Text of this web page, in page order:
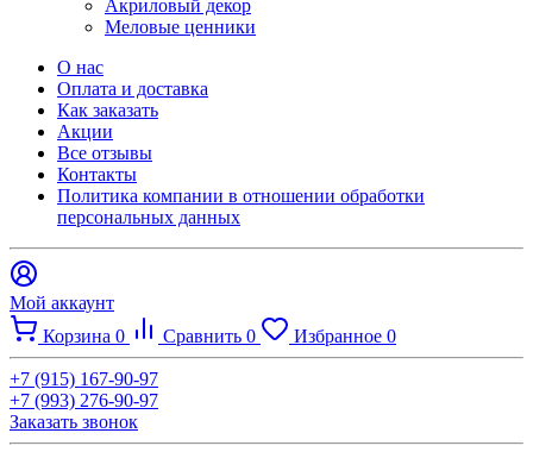
Акриловый декор
Меловые ценники
О нас
Оплата и доставка
Как заказать
Акции
Все отзывы
Контакты​
Политика компании в отношении обработки
персональных данных
Мой аккаунт
Корзина 0 Сравнить 0 Избранное 0
+7 (915) 167-90-97
+7 (993) 276-90-97
Заказать звонок